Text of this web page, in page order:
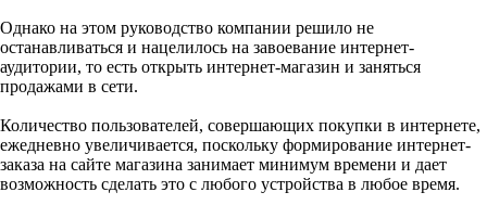
Однако на этом руководство компании решило не
останавливаться и нацелилось на завоевание интернет-
аудитории, то есть открыть интернет-магазин и заняться
продажами в сети.
Количество пользователей, совершающих покупки в интернете,
ежедневно увеличивается, поскольку формирование интернет-
заказа на сайте магазина занимает минимум времени и дает
возможность сделать это с любого устройства в любое время.